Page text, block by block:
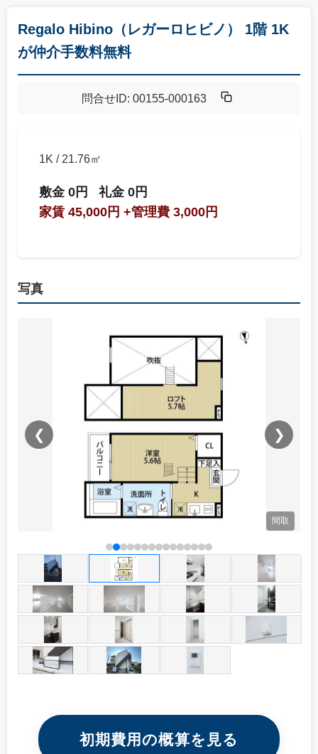
Regalo Hibino（レガーロヒビノ） 1階 1K
が仲介手数料無料
問合せID: 00155-000163
1K / 21.76㎡
敷金 0円
礼金 0円
家賃 45,000円 +管理費 3,000円
写真
間取
❮ ❯
初期費用の概算を見る